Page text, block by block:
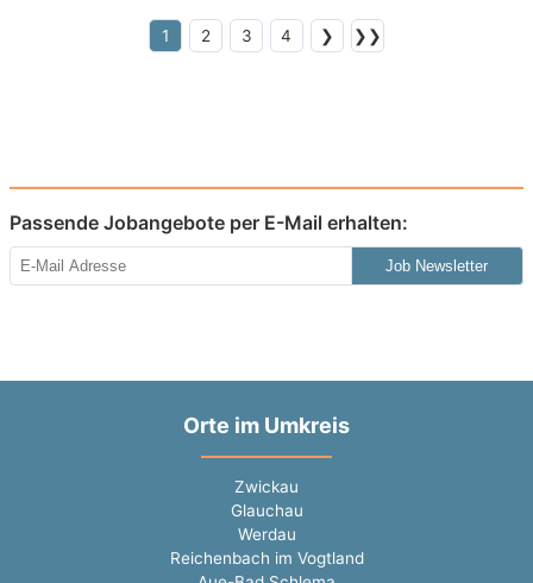
1 2 3 4 ❯ ❯❯
Passende Jobangebote per E-Mail erhalten:
Job Newsletter
Orte im Umkreis
Zwickau
Glauchau
Werdau
Reichenbach im Vogtland